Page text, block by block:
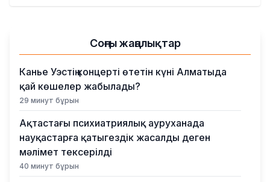
Соңғы жаңалықтар
Канье Уэстің концерті өтетін күні Алматыда
қай көшелер жабылады?
29 минут бұрын
Ақтастағы психиатриялық ауруханада
науқастарға қатыгездік жасалды деген
мәлімет тексерілді
40 минут бұрын